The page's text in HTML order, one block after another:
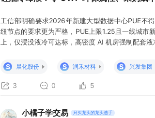
工信部明确要求2026年新建大型数据中心PUE不
纽节点的要求更为严格，PUE上限1.25且一线城市
上，仅浸没液冷可达标，高密度 AI 机房强制配套
不起火不爆炸；《浸没式锂离子电池冷却液》团体
S 晨化股份 S 润禾材料 S 兴发集团
3 0 5
小橘子学交易 只买龙头的龙头选手